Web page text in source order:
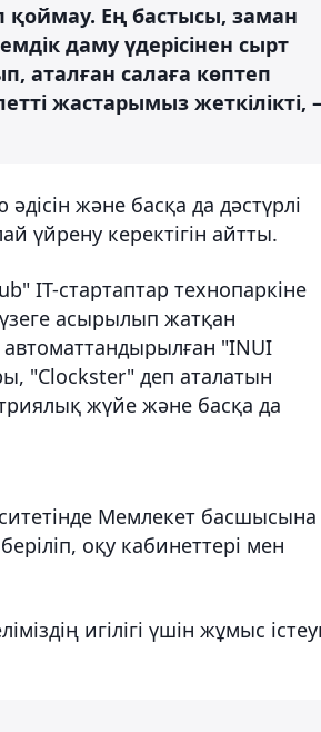
қоймау. Ең бастысы, заман
даму үдерісінен сырт
аталған салаға көптеп
жастарымыз жеткілікті, –
және басқа да дәстүрлі
үйрену керектігін айтты.
IT-стартаптар технопаркіне
асырылып жатқан
"INUI
"Clockster" деп аталатын
жүйе және басқа да
Мемлекет басшысына
оқу кабинеттері мен
игілігі үшін жұмыс